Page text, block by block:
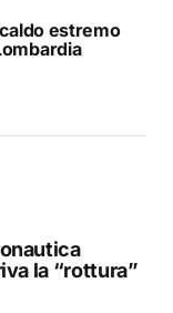
estremo
la “rottura”